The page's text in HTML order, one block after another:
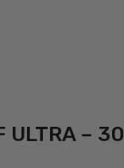
ULTRA – 30